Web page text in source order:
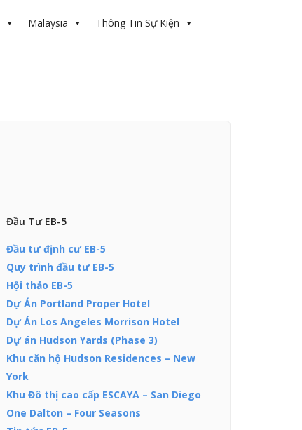
Malaysia Thông Tin Sự Kiện
Đầu Tư EB-5
Đầu tư định cư EB-5
Quy trình đầu tư EB-5
Hội thảo EB-5
Dự Án Portland Proper Hotel
Dự Án Los Angeles Morrison Hotel
Dự án Hudson Yards (Phase 3)
Khu căn hộ Hudson Residences – New
York
Khu Đô thị cao cấp ESCAYA – San Diego
One Dalton – Four Seasons